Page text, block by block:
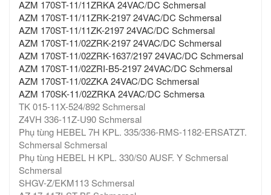
AZM 170ST-11/11ZRKA 24VAC/DC Schmersal
AZM 170ST-11/11ZRK-2197 24VAC/DC Schmersal
AZM 170ST-11/11ZK-2197 24VAC/DC Schmersal
AZM 170ST-11/02ZRK-2197 24VAC/DC Schmersal
AZM 170ST-11/02ZRK-1637/2197 24VAC/DC Schmersal
AZM 170ST-11/02ZRI-B5-2197 24VAC/DC Schmersal
AZM 170ST-11/02ZKA 24VAC/DC Schmersal
AZM 170SK-11/02ZRKA 24VAC/DC Schmersa
TK 015-11X-524/892 Schmersal
Z4VH 336-11Z-U90 Schmersal
Phụ tùng HEBEL 7H KPL. 335/336-RMS-1182-ERSATZT.
Schmersal Schmersal
Phụ tùng HEBEL H KPL. 330/S0 AUSF. Y Schmersal
Schmersal
SHGV-Z/EKM113 Schmersal